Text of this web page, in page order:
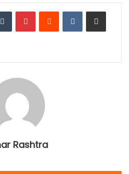
TumblrPinterestReddit VKontakteShare via Email
Rashtra